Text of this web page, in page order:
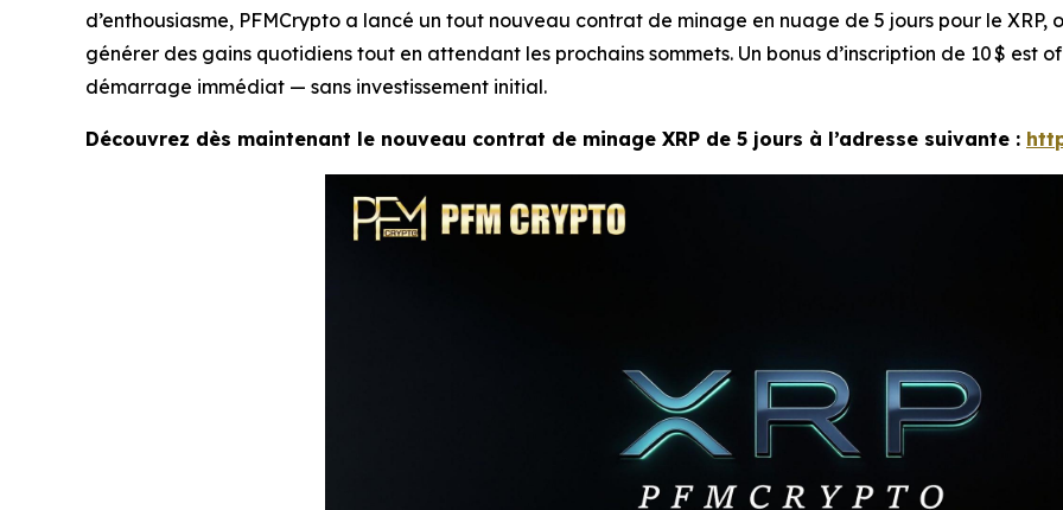
d’enthousiasme, PFMCrypto a lancé un tout nouveau contrat de minage en nuage de 5 jours pour le
générer des gains quotidiens tout en attendant les prochains sommets. Un bonus d’inscription de 10 $
démarrage immédiat — sans investissement initial.
Découvrez dès maintenant le nouveau contrat de minage XRP de 5 jours à l’adresse suivante :